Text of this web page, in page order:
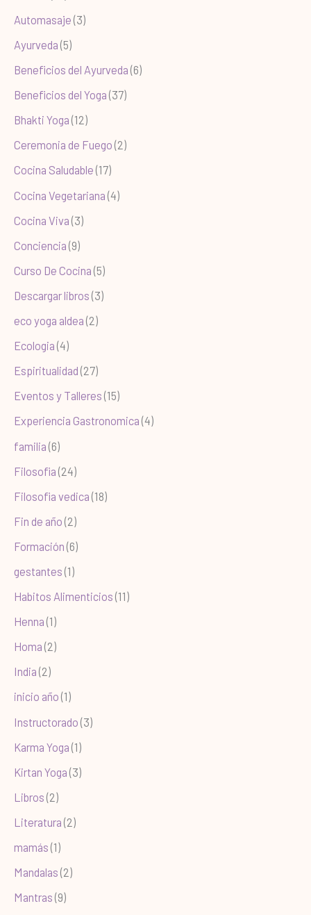
Automasaje (3)
Ayurveda (5)
Beneficios del Ayurveda (6)
Beneficios del Yoga (37)
Bhakti Yoga (12)
Ceremonia de Fuego (2)
Cocina Saludable (17)
Cocina Vegetariana (4)
Cocina Viva (3)
Conciencia (9)
Curso De Cocina (5)
Descargar libros (3)
eco yoga aldea (2)
Ecologia (4)
Espiritualidad (27)
Eventos y Talleres (15)
Experiencia Gastronomica (4)
familia (6)
Filosofia (24)
Filosofia vedica (18)
Fin de año (2)
Formación (6)
gestantes (1)
Habitos Alimenticios (11)
Henna (1)
Homa (2)
India (2)
inicio año (1)
Instructorado (3)
Karma Yoga (1)
Kirtan Yoga (3)
Libros (2)
Literatura (2)
mamás (1)
Mandalas (2)
Mantras (9)